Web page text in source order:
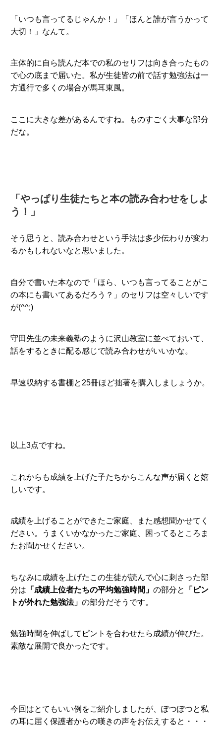
「いつも言ってるじゃんか！」「ほんと誰が言うかって
大切！」なんて。
主体的に自ら読んだ本での私のセリフは向き合ったもの
で心の底まで届いた。私が生徒皆の前で話す勉強法は一
方通行で多くの場合が馬耳東風。
ここに大きな差があるんですね。ものすごく大事な部分
だな。
「やっぱり生徒たちと本の読み合わせをしよ
う！」
そう思うと、読み合わせという手法は多少伝わりが変わ
るかもしれないなと思いました。
自分で書いた本なので「ほら、いつも言ってることがこ
の本にも書いてあるだろう？」のセリフは空々しいです
が(^^;)
守田先生の未来義塾のように沢山教室に並べておいて、
話をするときに配る感じで読み合わせがいいかな。
早速収納する書棚と25冊ほど拙著を購入しましょうか。
以上3点ですね。
これからも成績を上げた子たちからこんな声が届くと嬉
しいです。
成績を上げることができたご家庭、また感想聞かせてく
ださい。うまくいかなかったご家庭、困ってるところま
たお聞かせください。
ちなみに成績を上げたこの生徒が読んで心に刺さった部
分は 「成績上位者たちの平均勉強時間」 の部分と
「ピン
トが外れた勉強法」 の部分だそうです。
勉強時間を伸ばしてピントを合わせたら成績が伸びた。
素敵な展開で良かったです。
今回はとてもいい例をご紹介しましたが、ぽつぽつと私
の耳に届く保護者からの嘆きの声をお伝えすると・・・